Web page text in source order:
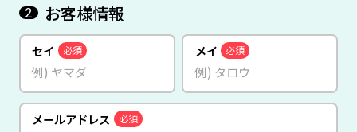
2 お客様情報
セイ 必須 メイ 必須
メールアドレス 必須